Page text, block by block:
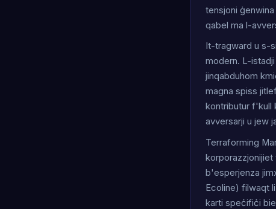
tensjoni
qabel ma l-
It-tragward u s-
modern. L-
jinqabduhom
magna spiss
kontributur f'kull
avversarji u jew
Terraforming
b'esperjenza
Ecoline) filwaqt
karti speċifiċi